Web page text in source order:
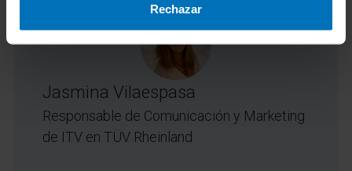
Rechazar
Jasmina Vilaespasa
Responsable de Comunicación y Marketing
de ITV en TÜV Rheinland